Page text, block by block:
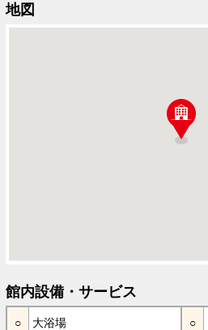
地図
館内設備・サービス
大浴場